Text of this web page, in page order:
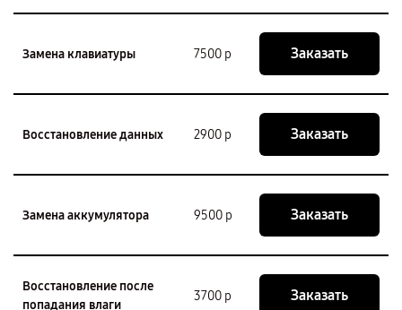
Замена клавиатуры 7500 р Заказать
Восстановление данных 2900 р Заказать
Замена аккумулятора 9500 р Заказать
Восстановление после
попадания влаги
3700 р Заказать